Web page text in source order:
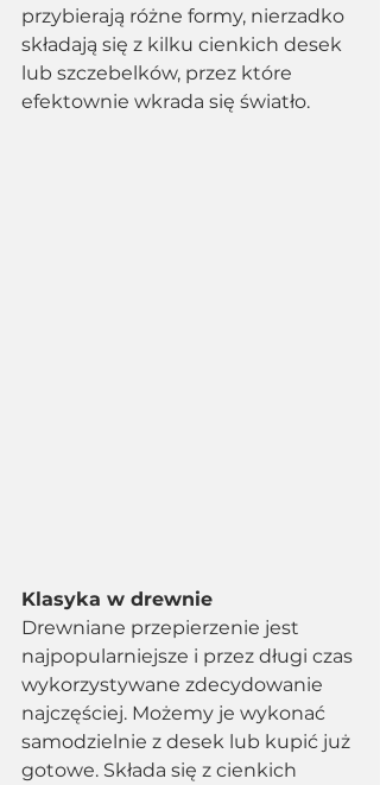
przybierają różne formy, nierzadko
składają się z kilku cienkich desek
lub szczebelków, przez które
efektownie wkrada się światło.
Klasyka w drewnie
Drewniane przepierzenie jest
najpopularniejsze i przez długi czas
wykorzystywane zdecydowanie
najczęściej. Możemy je wykonać
samodzielnie z desek lub kupić już
gotowe. Składa się z cienkich